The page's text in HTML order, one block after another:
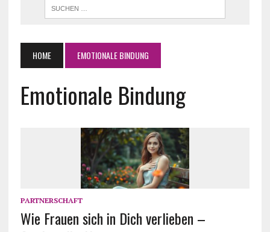
HOME EMOTIONALE BINDUNG
Emotionale Bindung
PARTNERSCHAFT
Wie Frauen sich in Dich verlieben –